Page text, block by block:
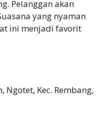
Pelanggan akan
yang nyaman
ini menjadi favorit
Ngotet, Kec. Rembang,